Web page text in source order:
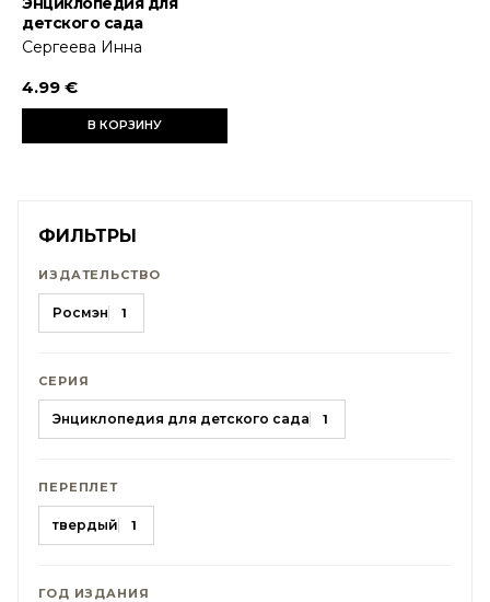
ФИЛЬТРЫ
ИЗДАТЕЛЬСТВО
Росмэн 1
СЕРИЯ
Энциклопедия для детского сада 1
ПЕРЕПЛЕТ
твердый 1
ГОД ИЗДАНИЯ
детского сада
Сергеева Инна
4.99 €
В КОРЗИНУ